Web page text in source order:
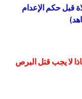
حكم الإعدام
لا يجب قتل البرص